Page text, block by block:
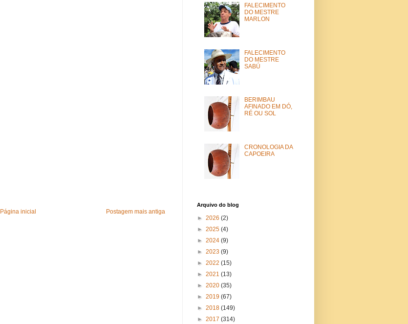
Postagem mais antiga
Página inicial
FALECIMENTO
DO MESTRE
MARLON
FALECIMENTO
DO MESTRE
SABÚ
BERIMBAU
AFINADO EM DÓ,
RÉ OU SOL
CRONOLOGIA DA
CAPOEIRA
Arquivo do blog
► 2026 (2)
► 2025 (4)
► 2024 (9)
► 2023 (9)
► 2022 (15)
► 2021 (13)
► 2020 (35)
► 2019 (67)
► 2018 (149)
► 2017 (314)